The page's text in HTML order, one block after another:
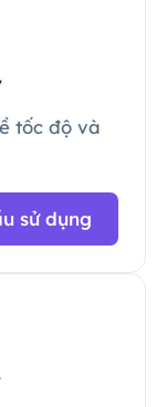
tốc độ và
sử dụng